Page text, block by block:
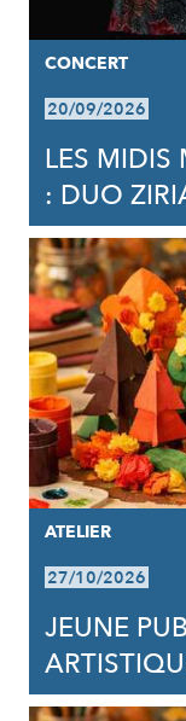
CONCERT
20/09/2026
LES MIDIS
: DUO
ATELIER
27/10/2026
JEUNE